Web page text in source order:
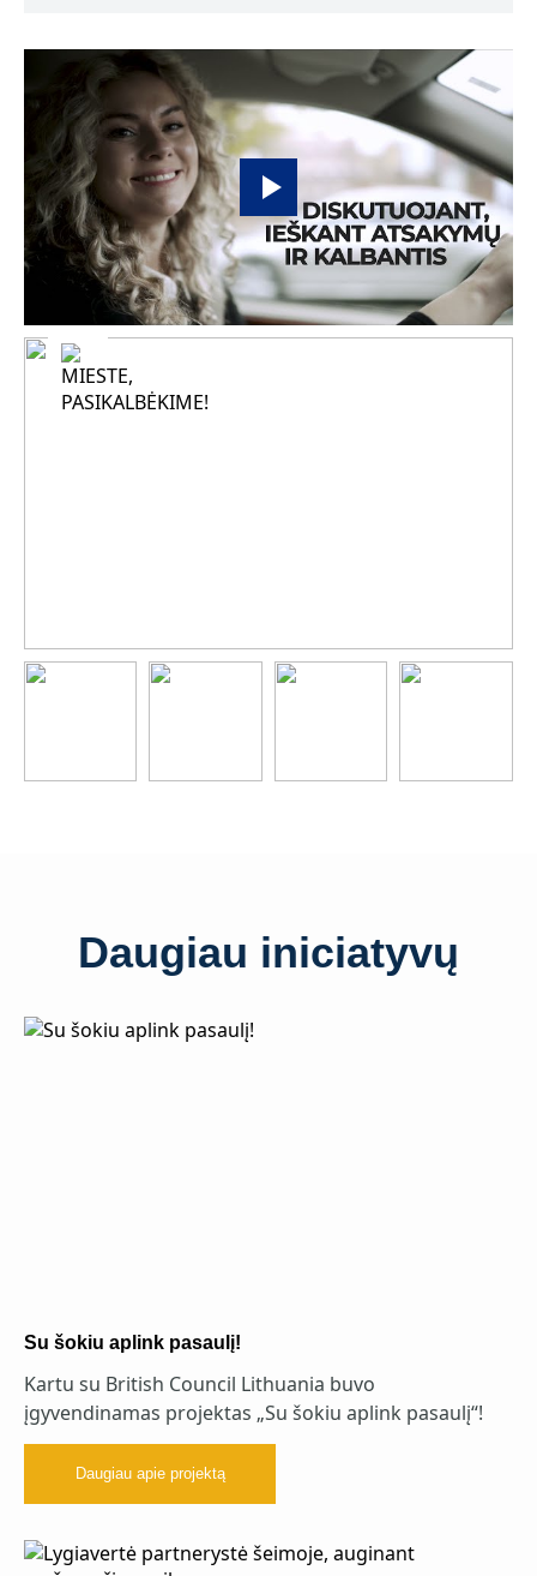
Daugiau iniciatyvų
Su šokiu aplink pasaulį!
Kartu su British Council Lithuania buvo
įgyvendinamas projektas „Su šokiu aplink pasaulį“!
Daugiau apie projektą